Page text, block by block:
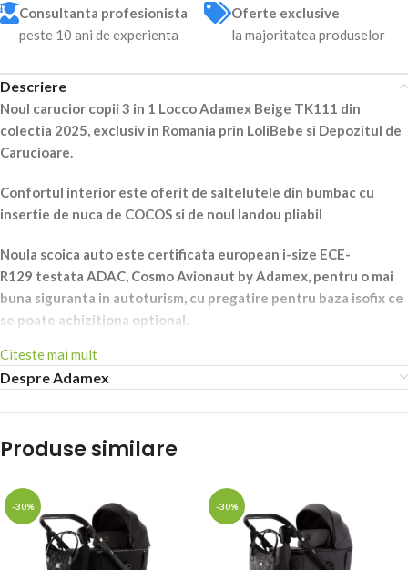
Consultanta profesionista
peste 10 ani de experienta
Oferte exclusive
la majoritatea produselor
Descriere
Noul carucior copii 3 in 1 Locco Adamex Beige TK111 din
colectia 2025, exclusiv in Romania prin LoliBebe si Depozitul de
Carucioare.
Confortul interior este oferit de saltelutele din bumbac cu
insertie de nuca de COCOS si de noul landou pliabil
Noula scoica auto este certificata european i-size ECE-
R129 testata ADAC, Cosmo Avionaut by Adamex, pentru o mai
buna siguranta in autoturism, cu pregatire pentru baza isofix ce
se poate achizitiona optional.
Setul include:
rotile din fata
cresterea bebelusului
– noul landou usor pliabil ce include copertina si husa de iarna +
Citeste mai mult
Despre Adamex
Produse similare
-30% -30%